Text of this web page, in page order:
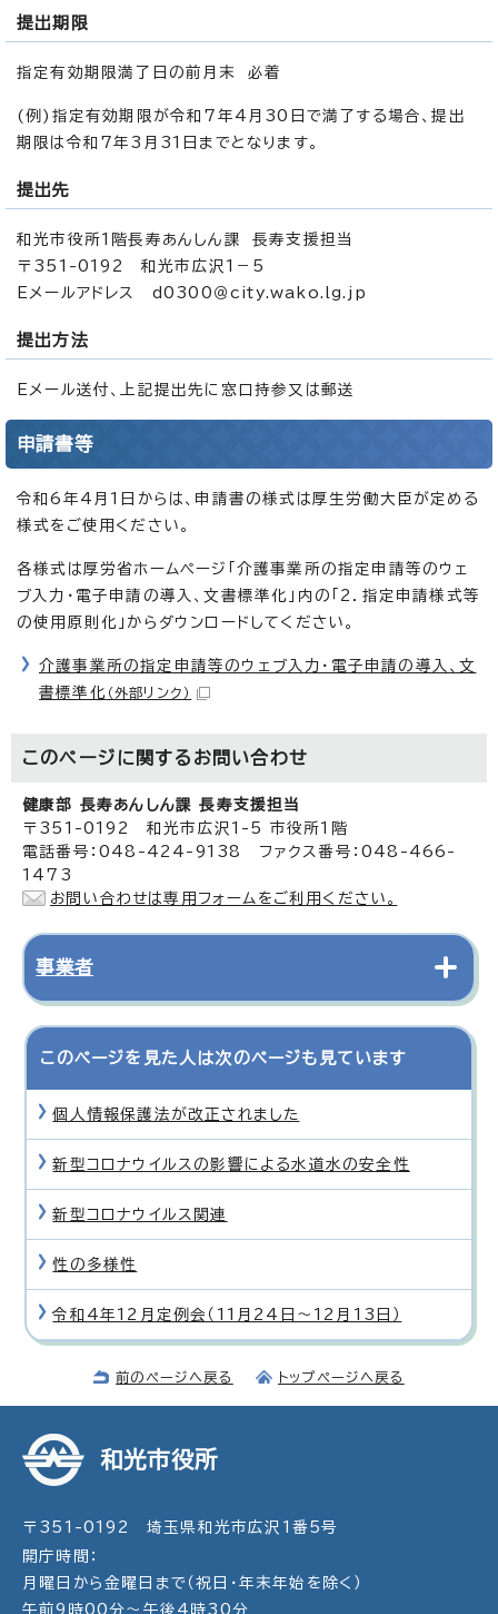
提出期限
指定有効期限満了日の前月末 必着
(例)指定有効期限が令和7年4月30日で満了する場合、提出
期限は令和7年3月31日までとなります。
提出先
和光市役所1階長寿あんしん課 長寿支援担当
〒351-0192 和光市広沢1－5
Eメールアドレス d0300＠city.wako.lg.jp
提出方法
Eメール送付、上記提出先に窓口持参又は郵送
申請書等
令和6年4月1日からは、申請書の様式は厚生労働大臣が定める
様式をご使用ください。
各様式は厚労省ホームページ「介護事業所の指定申請等のウェ
ブ入力・電子申請の導入、文書標準化」内の「2．指定申請様式等
の使用原則化」からダウンロードしてください。
介護事業所の指定申請等のウェブ入力・電子申請の導入、文
書標準化 （外部リンク）
このページに関する お問い合わせ
健康部 長寿あんしん課 長寿支援担当
〒351-0192 和光市広沢1-5 市役所1階
電話番号：048-424-9138 ファクス番号：048-466-
1473
お問い合わせは専用フォームをご利用ください。
事業者
このページを見た人は次のページも見ています
個人情報保護法が改正されました
新型コロナウイルスの影響による水道水の安全性
新型コロナウイルス関連
性の多様性
令和4年12月定例会（11月24日〜12月13日）
前のページへ戻る トップページへ戻る
和光市役所
〒351-0192 埼玉県和光市広沢1番5号
開庁時間：
月曜日から金曜日まで（祝日・年末年始を除く）
午前9時00分～午後4時30分